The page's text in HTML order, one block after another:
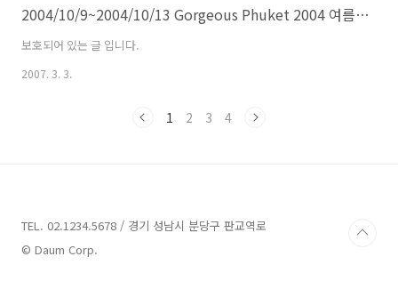
2004/10/9~2004/10/13 Gorgeous Phuket 2004 여름휴가 #3
보호되어 있는 글 입니다.
2007. 3. 3.
1 2 3 4
TEL. 02.1234.5678 / 경기 성남시 분당구 판교역로
© Daum Corp.